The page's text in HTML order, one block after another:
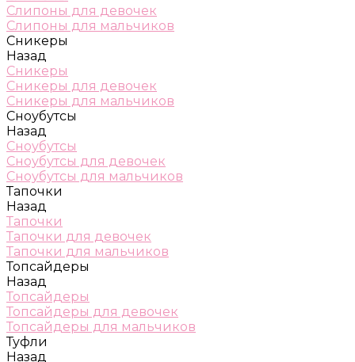
Слипоны для девочек
Слипоны для мальчиков
Сникеры
Назад
Сникеры
Сникеры для девочек
Сникеры для мальчиков
Сноубутсы
Назад
Сноубутсы
Сноубутсы для девочек
Сноубутсы для мальчиков
Тапочки
Назад
Тапочки
Тапочки для девочек
Тапочки для мальчиков
Топсайдеры
Назад
Топсайдеры
Топсайдеры для девочек
Топсайдеры для мальчиков
Туфли
Назад